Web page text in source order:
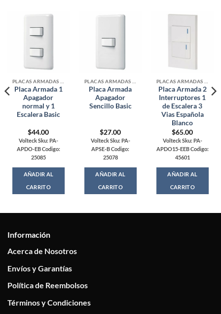
Placa Armada 1
Apagador
normal y 1
Escalera Basic
$44.00
Volteck Sku: PA-
APDO-EB Codigo:
25085
AÑADIR AL
CARRITO
Placa Armada
Apagador
Sencillo Basic
$27.00
Volteck Sku: PA-
APSE-B Codigo:
25078
AÑADIR AL
CARRITO
Placa Armada 2
Interruptores 1
de Escalera 3
Vias Española
Blanco
$65.00
Volteck Sku: PA-
APDO15-EEB Codigo:
45601
AÑADIR AL
CARRITO
Información
Acerca de Nosotros
Envíos y Garantías
Política de Reembolsos
Términos y Condiciones